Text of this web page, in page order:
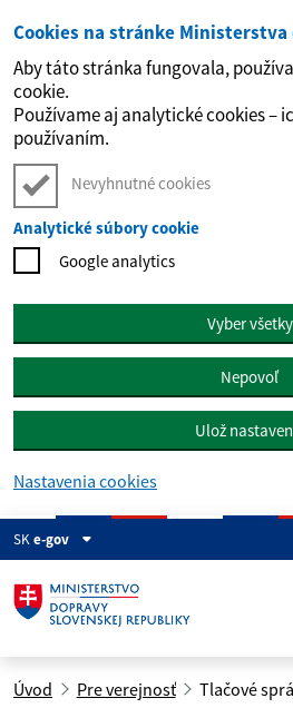
Preskočiť na hlavný obsah
Cookies na stránke
Aby táto stránka fungovala,
cookie.
Používame aj analytické cookies –
používaním.
Nevyhnutné cookies
Analytické súbory cookie
Google analytics
Vyber všetky
Nepovoľ
Ulož
Nastavenia cookies
SKe-gov
Úvod Pre verejnosť Tlačové